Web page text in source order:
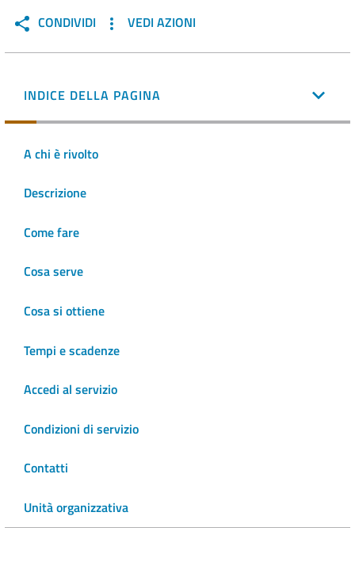
CONDIVIDI
VEDI AZIONI
INDICE DELLA PAGINA
A chi è rivolto
Descrizione
Come fare
Cosa serve
Cosa si ottiene
Tempi e scadenze
Accedi al servizio
Condizioni di servizio
Contatti
Unità organizzativa